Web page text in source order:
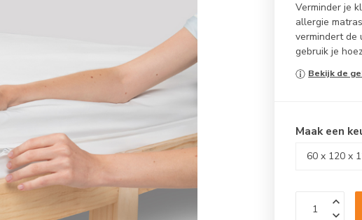
Verminder je
allergie
vermindert de
gebruik je
Bekijk de
Maak een